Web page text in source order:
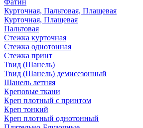
Фатин
Курточная, Пальтовая, Плащевая
Курточная, Плащевая
Пальтовая
Стежка курточная
Стежка однотонная
Стежка принт
Твид (Шанель)
Твид (Шанель) демисезонный
Шанель летняя
Креповые ткани
Креп плотный с принтом
Креп тонкий
Креп плотный однотонный